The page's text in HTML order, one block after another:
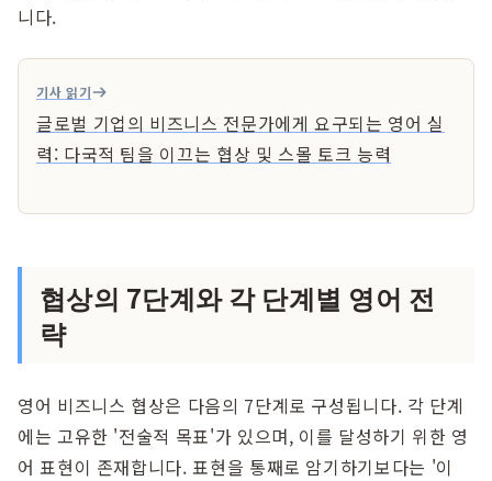
니다.
기사 읽기
글로벌 기업의 비즈니스 전문가에게 요구되는 영어 실
력: 다국적 팀을 이끄는 협상 및 스몰 토크 능력
협상의 7단계와 각 단계별 영어 전
략
영어 비즈니스 협상은 다음의 7단계로 구성됩니다. 각 단계
에는 고유한 '전술적 목표'가 있으며, 이를 달성하기 위한 영
어 표현이 존재합니다. 표현을 통째로 암기하기보다는 '이